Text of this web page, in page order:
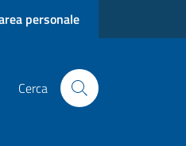
personale
Cerca